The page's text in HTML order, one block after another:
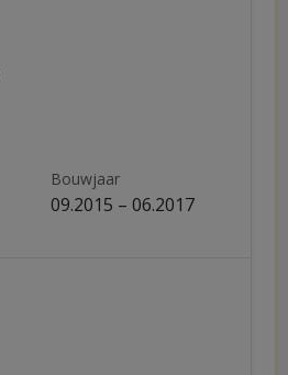
Bouwjaar
09.2015 – 06.2017